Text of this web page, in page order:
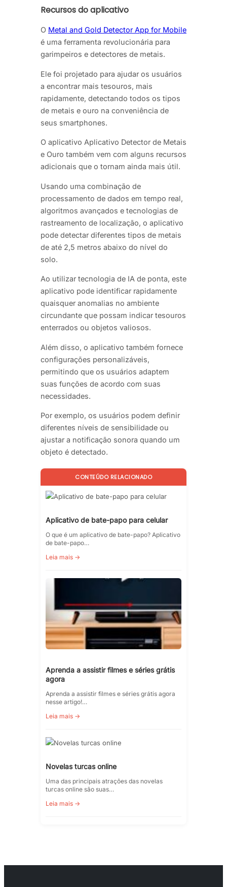
Recursos do aplicativo
O Metal and Gold Detector App for Mobile
é uma ferramenta revolucionária para
garimpeiros e detectores de metais.
Ele foi projetado para ajudar os usuários
a encontrar mais tesouros, mais
rapidamente, detectando todos os tipos
de metais e ouro na conveniência de
seus smartphones.
O aplicativo Aplicativo Detector de Metais
e Ouro também vem com alguns recursos
adicionais que o tornam ainda mais útil.
Usando uma combinação de
processamento de dados em tempo real,
algoritmos avançados e tecnologias de
rastreamento de localização, o aplicativo
pode detectar diferentes tipos de metais
de até 2,5 metros abaixo do nível do
solo.
Ao utilizar tecnologia de IA de ponta, este
aplicativo pode identificar rapidamente
quaisquer anomalias no ambiente
circundante que possam indicar tesouros
enterrados ou objetos valiosos.
Além disso, o aplicativo também fornece
configurações personalizáveis,
permitindo que os usuários adaptem
suas funções de acordo com suas
necessidades.
Por exemplo, os usuários podem definir
diferentes níveis de sensibilidade ou
ajustar a notificação sonora quando um
objeto é detectado.
CONTEÚDO RELACIONADO
Aplicativo de bate-papo para celular
O que é um aplicativo de bate-papo? Aplicativo
de bate-papo…
Leia mais →
Aprenda a assistir filmes e séries grátis
agora
Aprenda a assistir filmes e séries grátis agora
nesse artigo!…
Leia mais →
Novelas turcas online
Uma das principais atrações das novelas
turcas online são suas…
Leia mais →